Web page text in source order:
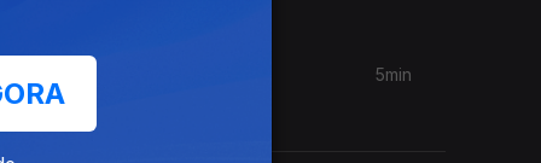
5min